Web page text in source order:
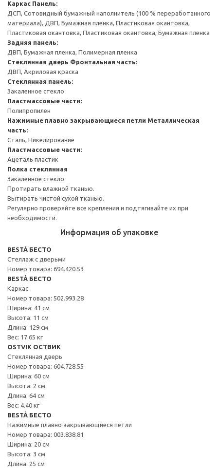
Каркас Панель:
ДСП, Сотовидный бумажный наполнитель (100 % переработанного
материала), ДВП, Бумажная пленка, Пластиковая окантовка,
Пластиковая окантовка, Пластиковая окантовка, Бумажная пленка
Задняя панель:
ДВП, Бумажная пленка, Полимерная пленка
Стеклянная дверь Фронтальная часть:
ДВП, Акриловая краска
Стеклянная панель:
Закаленное стекло
Пластмассовые части:
Полипропилен
Нажимные плавно закрывающиеся петли Металлическая
часть:
Сталь, Никелирование
Пластмассовые части:
Ацеталь пластик
Полка стеклянная
Закаленное стекло
Протирать влажной тканью.
Вытирать чистой сухой тканью.
Регулярно проверяйте все крепления и подтягивайте их при
необходимости.
Информация об упаковке
BESTÅ БЕСТО
Стеллаж с дверьми
Номер товара: 694.420.53
BESTÅ БЕСТО
Каркас
Номер товара: 502.993.28
Ширина: 41 см
Высота: 11 см
Длина: 129 см
Вес: 17.65 кг
OSTVIK ОСТВИК
Стеклянная дверь
Номер товара: 604.728.55
Ширина: 60 см
Высота: 2 см
Длина: 64 см
Вес: 4.40 кг
BESTÅ БЕСТО
Нажимные плавно закрывающиеся петли
Номер товара: 003.838.81
Ширина: 20 см
Высота: 3 см
Длина: 25 см